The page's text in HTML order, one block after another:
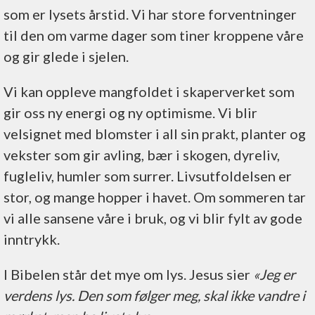
som er lysets årstid. Vi har store forventninger
til den om varme dager som tiner kroppene våre
og gir glede i sjelen.
Vi kan oppleve mangfoldet i skaperverket som
gir oss ny energi og ny optimisme. Vi blir
velsignet med blomster i all sin prakt, planter og
vekster som gir avling, bær i skogen, dyreliv,
fugleliv, humler som surrer. Livsutfoldelsen er
stor, og mange hopper i havet. Om sommeren tar
vi alle sansene våre i bruk, og vi blir fylt av gode
inntrykk.
I Bibelen står det mye om lys. Jesus sier «Jeg er
verdens lys. Den som følger meg, skal ikke vandre i